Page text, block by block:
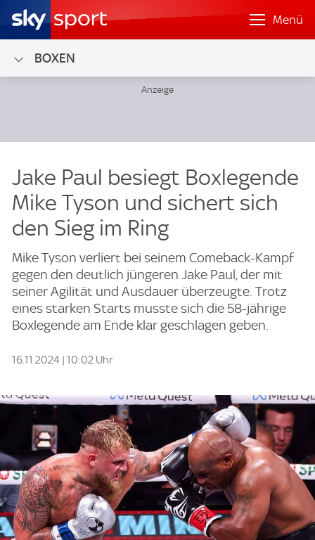
Menü
BOXEN
Jake Paul besiegt Boxlegende
Mike Tyson und sichert sich
den Sieg im Ring
Mike Tyson verliert bei seinem Comeback-Kampf
gegen den deutlich jüngeren Jake Paul, der mit
seiner Agilität und Ausdauer überzeugte. Trotz
eines starken Starts musste sich die 58-jährige
Boxlegende am Ende klar geschlagen geben.
16.11.2024 | 10:02 Uhr